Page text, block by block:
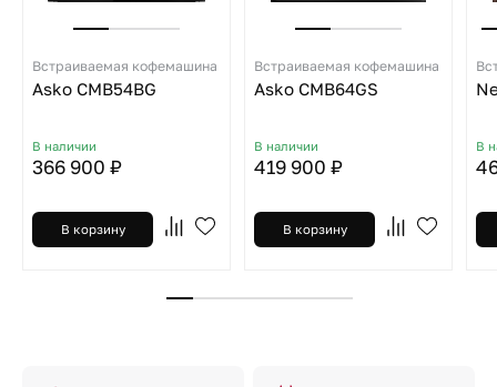
Встраиваемая кофемашина
Asko CMB54BG
В наличии
366 900 ₽
В корзину
Встраиваемая кофемашина
Asko CMB64GS
В наличии
419 900 ₽
В корзину
В